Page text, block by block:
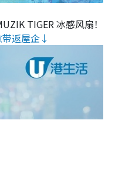
TIGER 冰感风扇！
返屋企↓